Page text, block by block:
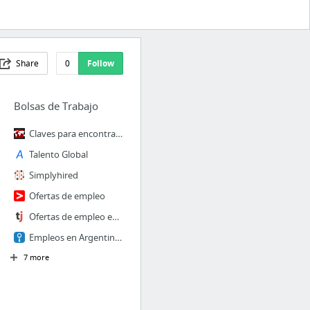
Share 0 Follow
Bolsas de Trabajo
Claves para encontrar empleo en Miami, Florida - TrabajarporelMundo
Talento Global
Simplyhired
Ofertas de empleo
Ofertas de empleo en Turismo y Hostelería | Bolsa de trabajo online
Empleos en Argentina: trabajo y ofertas de empleo
7 more